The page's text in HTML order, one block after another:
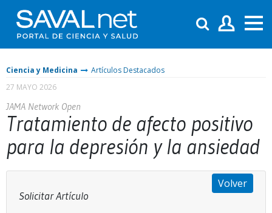
Ciencia y Medicina
Artículos Destacados
27 MAYO 2026
JAMA Network Open
Tratamiento de afecto positivo
para la depresión y la ansiedad
Solicitar Artículo
Volver